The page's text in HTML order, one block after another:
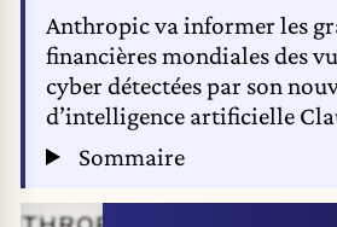
Anthropic va informer les
financières mondiales des
cyber détectées par son
d’intelligence artificielle
Sommaire